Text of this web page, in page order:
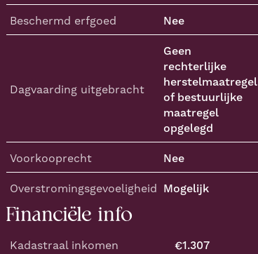
Beschermd erfgoed Nee
Dagvaardinguitgebracht
Geen
rechterlijke
herstelmaatregel
of bestuurlijke
maatregel
opgelegd
Voorkooprecht Nee
Overstromingsgevoeligheid Mogelijk
Financiële info
Kadastraal inkomen €1.307